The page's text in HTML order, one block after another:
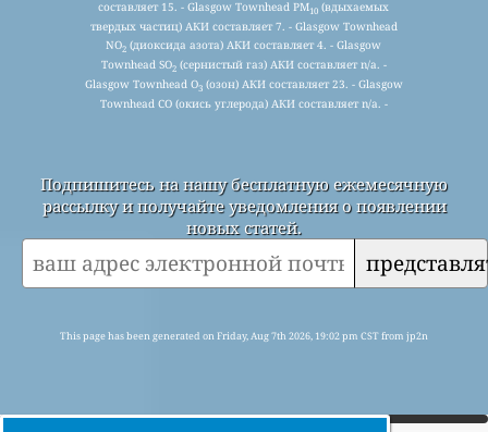
составляет 15. - Glasgow Townhead PM10 (вдыхаемых
твердых частиц) АКИ составляет 7. - Glasgow Townhead
NO2 (диоксида азота) АКИ составляет 4. - Glasgow
Townhead SO2(сернистый газ) АКИ составляет n/a. -
Glasgow Townhead O3(озон) АКИ составляет 23. - Glasgow
Townhead CO (окись углерода) АКИ составляет n/a. -
Подпишитесь на нашу бесплатную ежемесячную
рассылку и получайте уведомления о появлении
новых статей.
This page has been generated on Friday, Aug 7th 2026, 19:02 pm CST from jp2n